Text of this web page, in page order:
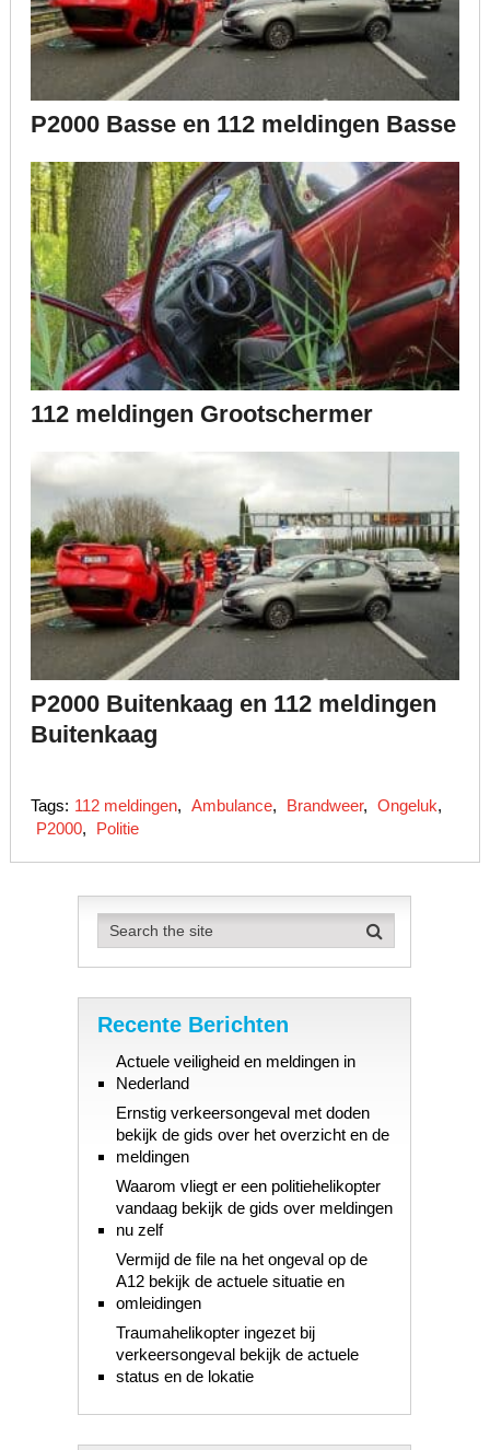
P2000 Basse en 112 meldingen Basse
112 meldingen Grootschermer
P2000 Buitenkaag en 112 meldingen
Buitenkaag
Tags: 112 meldingen, Ambulance, Brandweer, Ongeluk,
P2000, Politie
Recente Berichten
Actuele veiligheid en meldingen in
Nederland
Ernstig verkeersongeval met doden
bekijk de gids over het overzicht en de
meldingen
Waarom vliegt er een politiehelikopter
vandaag bekijk de gids over meldingen
nu zelf
Vermijd de file na het ongeval op de
A12 bekijk de actuele situatie en
omleidingen
Traumahelikopter ingezet bij
verkeersongeval bekijk de actuele
status en de lokatie